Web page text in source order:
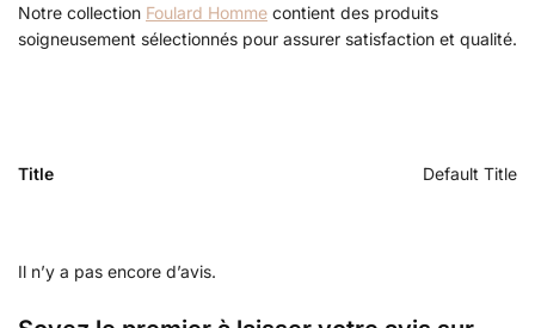
Notre collection Foulard Homme contient des produits
soigneusement sélectionnés pour assurer satisfaction et qualité.
Title Default Title
Il n’y a pas encore d’avis.